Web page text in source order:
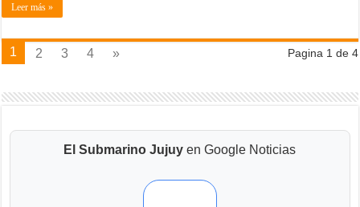
Leer más »
Pagina 1 de 4
1 2 3 4 »
El Submarino Jujuy en Google Noticias